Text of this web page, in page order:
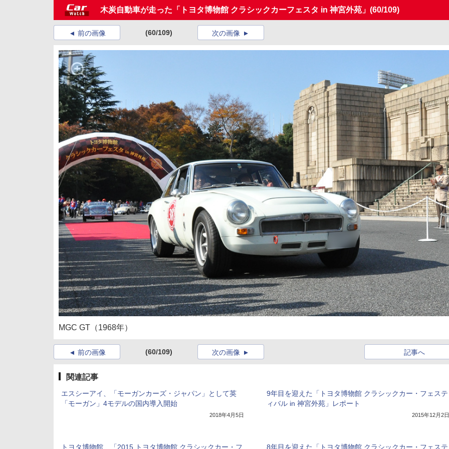
木炭自動車が走った「トヨタ博物館 クラシックカーフェスタ in 神宮外苑」 (60/109)
前の画像 (60/109) 次の画像
MGC GT（1968年）
前の画像 (60/109) 記事へ
次の画像
関連記事
エスシーアイ、「モーガンカーズ・ジャパン」として英
「モーガン」4モデルの国内導入開始
2018年4月5日
9年目を迎えた「トヨタ博物館 クラシックカー・フェステ
ィバル in 神宮外苑」レポート
2015年12月2日
トヨタ博物館、「2015 トヨタ博物館 クラシックカー・フ 8年目を迎えた「トヨタ博物館 クラシックカー・フェステ